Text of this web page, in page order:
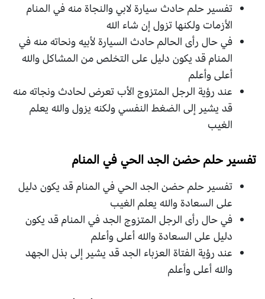
تفسير حلم حادث سيارة لابي والنجاة منه في المنام
الأزمات ولكنها تزول إن شاء الله
في حال رأى الحالم حادث السيارة لأبيه ونحاته منه في
المنام قد يكون دليل على التخلص من المشاكل والله
أعلى وأعلم
عند رؤية الرجل المتزوج الأب تعرض لحادث ونجاته منه
قد يشير إلى الضغط النفسي ولكنه يزول والله يعلم
الغيب
تفسير حلم حضن الجد الحي في المنام
تفسير حلم حضن الجد الحي في المنام قد يكون دليل
على السعادة والله يعلم الغيب
في حال رأى الرجل المتزوج الجد في المنام قد يكون
دليل على السعادة والله أعلى وأعلم
عند رؤية الفتاة العزباء الجد قد يشير إلى بذل الجهد
والله أعلى وأعلم